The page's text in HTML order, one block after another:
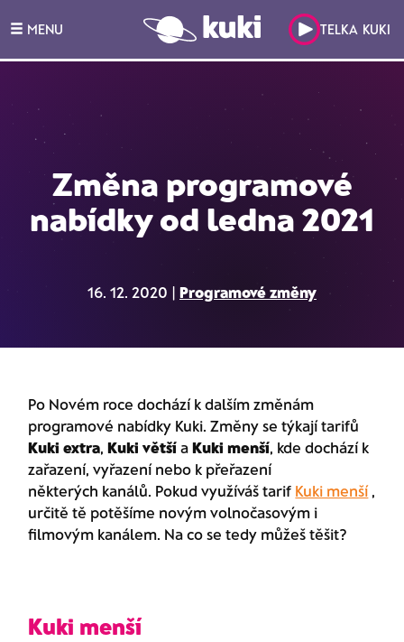
MENU TELKA KUKI
Změna programové
nabídky od ledna 2021
16. 12. 2020 | Programové změny
Po Novém roce dochází k dalším změnám
programové nabídky Kuki. Změny se týkají tarifů
Kuki extra,Kuki větší aKuki menší, kde dochází k
zařazení, vyřazení nebo k přeřazení
některých kanálů. Pokud využíváš tarif Kuki menší ,
určitě tě potěšíme novým volnočasovým i
filmovým kanálem. Na co se tedy můžeš těšit?
Kuki menší